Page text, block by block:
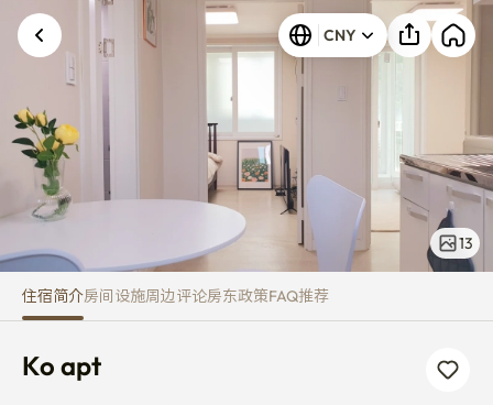
Ko apt CNY
13
住宿简介房间设施周边评论房东政策FAQ推荐
Ko apt